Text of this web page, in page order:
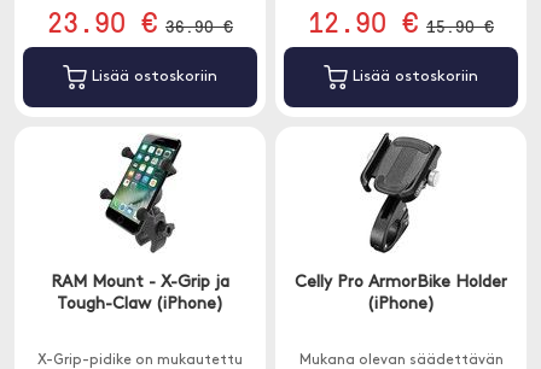
23.90 € 36.90 €
Lisää ostoskoriin
12.90 € 15.90 €
Lisää ostoskoriin
RAM Mount - X-Grip ja
Tough-Claw (iPhone)
X-Grip-pidike on mukautettu
Celly Pro ArmorBike Holder
(iPhone)
Mukana olevan säädettävän